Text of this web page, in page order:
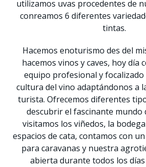
utilizamos uvas procedentes de
conreamos 6 diferentes
tintas.
Hacemos enoturismo des del
hacemos vinos y caves, hoy día
equipo profesional y
cultura del vino adaptándonos a
turista. Ofrecemos diferentes
descubrir el fascinante mundo
visitamos los viñedos, la
espacios de cata, contamos con
para caravanas y nuestra
abierta durante todos los días